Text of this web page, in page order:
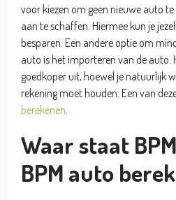
voor kiezen om geen nieuwe auto
aan te schaffen. Hiermee kun je
besparen. Een andere optie om
auto is het importeren van de auto.
goedkoper uit, hoewel je natuurlijk
rekening moet houden. Een van
berekenen
Waar staat
BPM auto